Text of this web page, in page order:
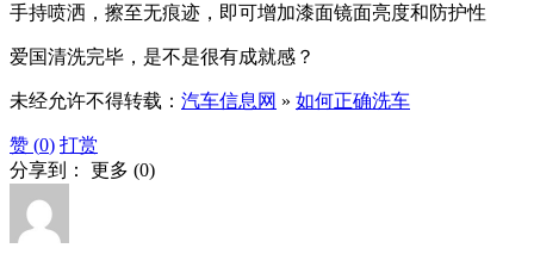
手持喷洒，擦至无痕迹，即可增加漆面镜面亮度和防护性
爱国清洗完毕，是不是很有成就感？
未经允许不得转载： 汽车信息网 » 如何正确洗车
赞 (0) 打赏
分享到： 更多 (0)